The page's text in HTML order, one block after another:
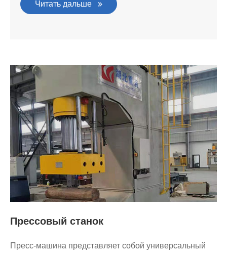
Читать дальше
Прессовый станок
Пресс-машина представляет собой универсальный